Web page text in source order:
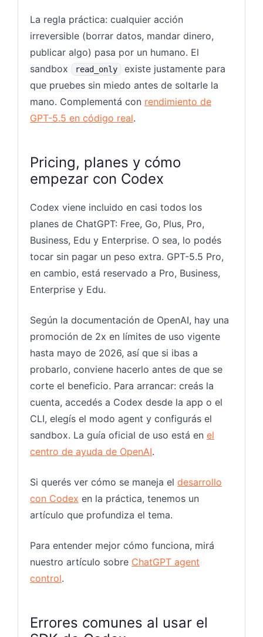
La regla práctica: cualquier acción
irreversible (borrar datos, mandar dinero,
publicar algo) pasa por un humano. El
sandbox
read_only
existe justamente para
que pruebes sin miedo antes de soltarle la
mano. Complementá con rendimiento de
GPT-5.5 en código real.
Pricing, planes y cómo
empezar con Codex
Codex viene incluido en casi todos los
planes de ChatGPT: Free, Go, Plus, Pro,
Business, Edu y Enterprise. O sea, lo podés
tocar sin pagar un peso extra. GPT-5.5 Pro,
en cambio, está reservado a Pro, Business,
Enterprise y Edu.
Según la documentación de OpenAI, hay una
promoción de 2x en límites de uso vigente
hasta mayo de 2026, así que si ibas a
probarlo, conviene hacerlo antes de que se
corte el beneficio. Para arrancar: creás la
cuenta, accedés a Codex desde la app o el
CLI, elegís el modo agent y configurás el
sandbox. La guía oficial de uso está en el
centro de ayuda de OpenAI.
Si querés ver cómo se maneja el desarrollo
con Codex en la práctica, tenemos un
artículo que profundiza el tema.
Para entender mejor cómo funciona, mirá
nuestro artículo sobre ChatGPT agent
control.
Errores comunes al usar el